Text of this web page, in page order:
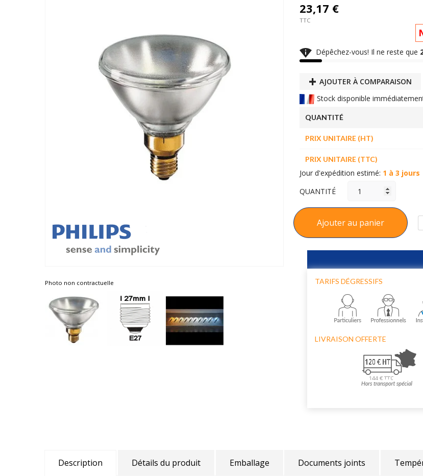
Photo non contractuelle
23,17 €
TTC
 Dépêchez-vous! Il ne reste que
AJOUTER À COMPARAISON
Stock disponible
QUANTITÉ
PRIX UNITAIRE (HT)
PRIX UNITAIRE (TTC)
Jour d'expédition estimé: 1 à 3 jours
QUANTITÉ
Ajouter au panier
TARIFS DÉGRESSIFS
LIVRAISON OFFERTE
Description Détails du produit Emballage Documents joints